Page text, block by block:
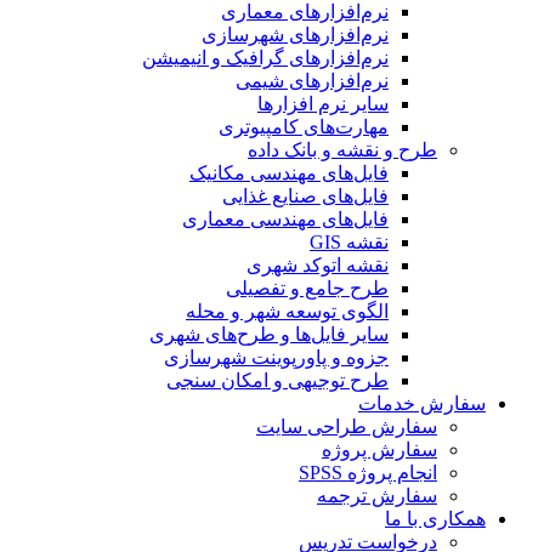
نرم‌افزارهای معماری
نرم‌افزارهای شهرسازی
نرم‌افزارهای گرافیک و انیمیشن
نرم‌افزارهای شیمی
سایر نرم افزارها
مهارت‌های کامپیوتری
طرح و نقشه و بانک داده
فایل‌های مهندسی مکانیک
فایل‌های صنایع غذایی
فایل‌های مهندسی معماری
نقشه GIS
نقشه اتوکد شهری
طرح جامع و تفصیلی
الگوی توسعه شهر و محله
سایر فایل‌ها و طرح‌های شهری
جزوه و پاورپوینت شهرسازی
طرح توجیهی و امکان سنجی
سفارش خدمات
سفارش طراحی سایت
سفارش پروژه
انجام پروژه SPSS
سفارش ترجمه
همکاری با ما
درخواست تدریس